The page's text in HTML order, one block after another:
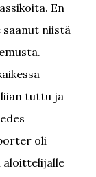
En
saanut niistä
tuttu ja
oli
aloittelijalle